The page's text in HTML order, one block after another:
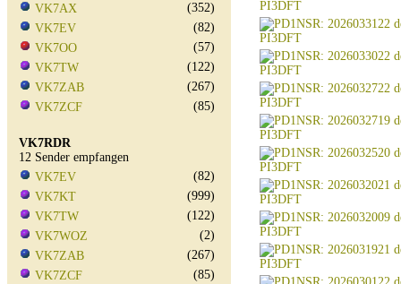
VK7AX
(352)
VK7EV
(82)
VK7OO
(57)
VK7TW
(122)
VK7ZAB
(267)
VK7ZCF
(85)
VK7RDR
12 Sender empfangen
VK7EV
(82)
VK7KT
(999)
VK7TW
(122)
VK7WOZ
(2)
VK7ZAB
(267)
VK7ZCF
(85)